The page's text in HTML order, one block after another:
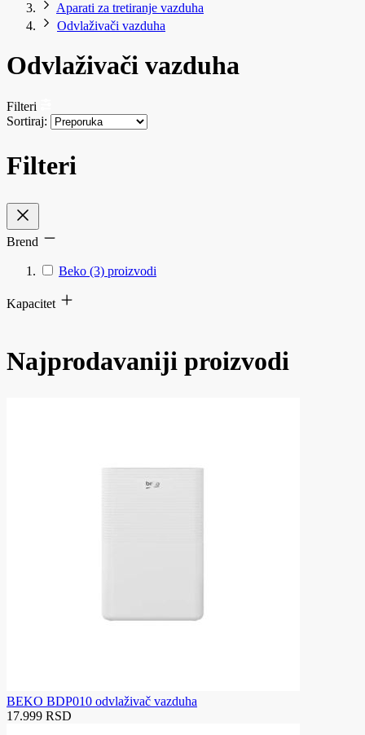
Aparati za tretiranje vazduha
Odvlaživači vazduha
Odvlaživači vazduha
Filteri
Sortiraj:
Filteri
Brend
Beko (3) proizvodi
Kapacitet
Najprodavaniji proizvodi
BEKO BDP010 odvlaživač vazduha
17.999 RSD